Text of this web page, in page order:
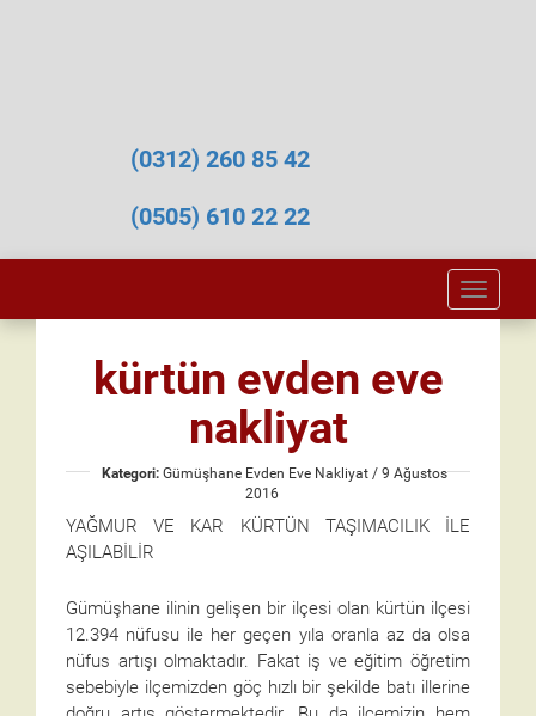
(0312) 260 85 42
(0505) 610 22 22
Toggle
kürtün evden eve
nakliyat
Kategori: Gümüşhane Evden Eve Nakliyat/ 9 Ağustos
2016
YAĞMUR VE KAR KÜRTÜN TAŞIMACILIK İLE
AŞILABİLİR
Gümüşhane ilinin gelişen bir ilçesi olan kürtün ilçesi
12.394 nüfusu ile her geçen yıla oranla az da olsa
nüfus artışı olmaktadır. Fakat iş ve eğitim öğretim
sebebiyle ilçemizden göç hızlı bir şekilde batı illerine